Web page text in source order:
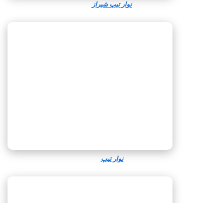
نوار تیپ شیراز
نوار تیپ